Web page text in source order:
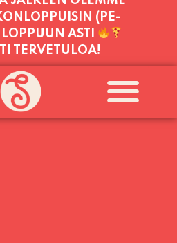
(MA-SU
16.8.
JÄLKEEN OLEMME
(PE-
ASTI
TERVETULOA!